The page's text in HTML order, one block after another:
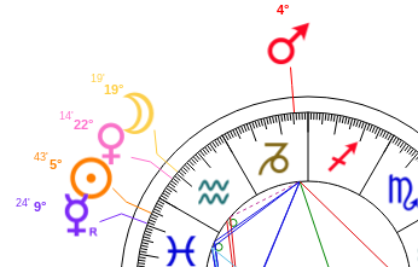
4°
19°
19'
22°
14'
5°
43'
9°
24'